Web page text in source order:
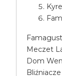
Meczet
Dom